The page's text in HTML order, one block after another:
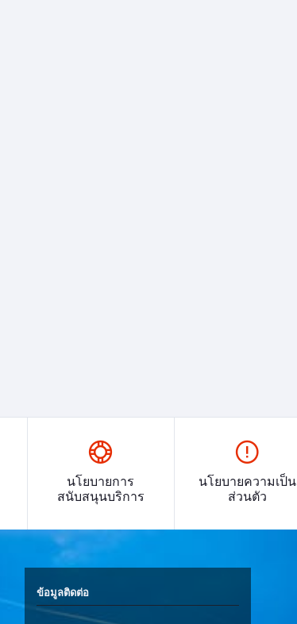
นโยบายการ
สนับสนุนบริการ
นโยบายความเป็น
ส่วนตัว
ข้อมูลติดต่อ